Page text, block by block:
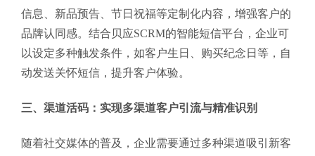
信息、新品预告、节日祝福等定制化内容，增强客户的
品牌认同感。结合贝应SCRM的智能短信平台，企业可
以设定多种触发条件，如客户生日、购买纪念日等，自
动发送关怀短信，提升客户体验。
三、渠道活码：实现多渠道客户引流与精准识别
随着社交媒体的普及，企业需要通过多种渠道吸引新客